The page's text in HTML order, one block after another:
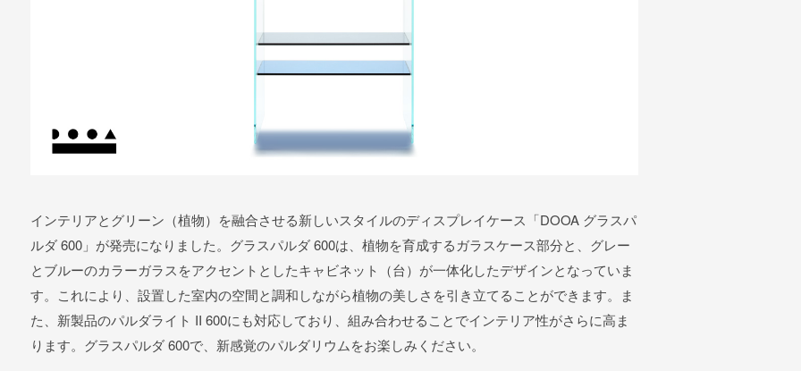
インテリアとグリーン（植物）を融合させる新しいスタイルのディスプレイケース「DOOA グラスパ
ルダ 600」が発売になりました。グラスパルダ 600は、植物を育成するガラスケース部分と、グレー
とブルーのカラーガラスをアクセントとしたキャビネット（台）が一体化したデザインとなっていま
す。これにより、設置した室内の空間と調和しながら植物の美しさを引き立てることができます。ま
た、新製品のパルダライト II 600にも対応しており、組み合わせることでインテリア性がさらに高ま
ります。グラスパルダ 600で、新感覚のパルダリウムをお楽しみください。